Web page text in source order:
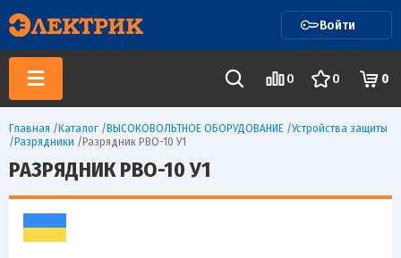
Войти
0 0 0
Главная /Каталог /ВЫСОКОВОЛЬТНОЕ ОБОРУДОВАНИЕ /Устройства защиты
/Разрядники /Разрядник РВО-10 У1
РАЗРЯДНИК РВО-10 У1